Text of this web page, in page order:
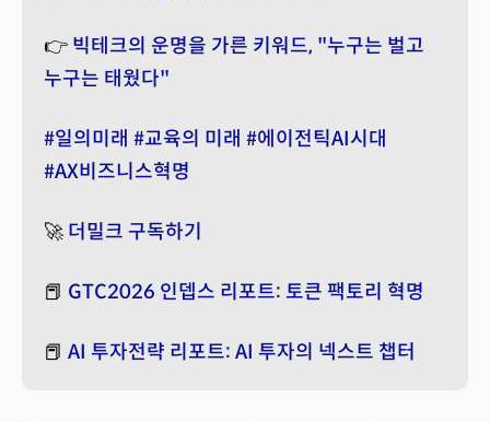
👉 빅테크의 운명을 가른 키워드, "누구는 벌고
누구는 태웠다"
#일의미래 #교육의 미래 #에이전틱AI시대
#AX비즈니스혁명
🚀 더밀크 구독하기
📕 GTC2026 인뎁스 리포트: 토큰 팩토리 혁명
📕 AI 투자전략 리포트: AI 투자의 넥스트 챕터